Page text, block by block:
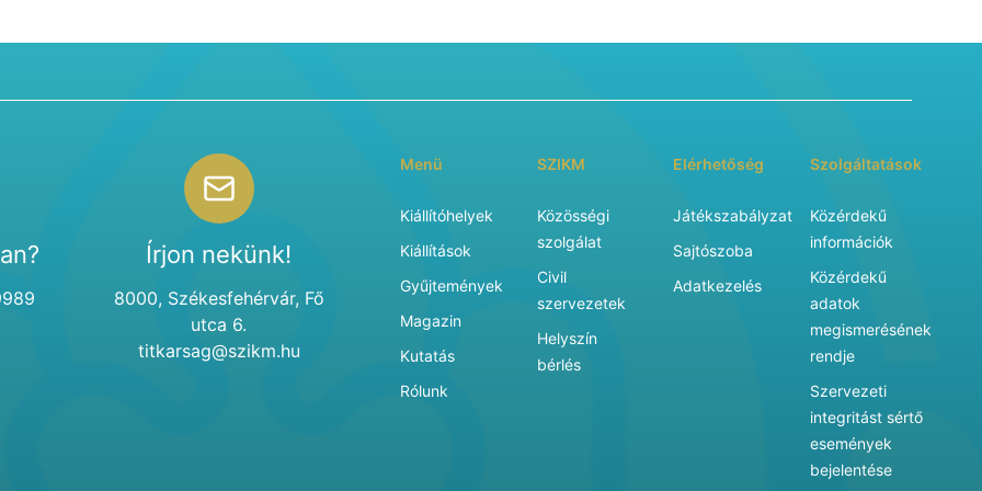
Írjon nekünk!
8000, Székesfehérvár, Fő
utca 6.
titkarsag@szikm.hu
Menü
Kiállítóhelyek
Kiállítások
Gyűjtemények
Magazin
Kutatás
Rólunk
SZIKM
Közösségi
szolgálat
Civil
szervezetek
Helyszín
bérlés
Elérhetőség
Játékszabályzat
Sajtószoba
Adatkezelés
Szolgáltatások
Közérdekű
információk
Közérdekű
adatok
megismerésének
rendje
Szervezeti
integritást sértő
események
bejelentése